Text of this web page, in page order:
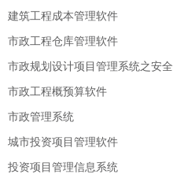
建筑工程成本管理软件
市政工程仓库管理软件
市政规划设计项目管理系统之安
市政工程概预算软件
市政管理系统
城市投资项目管理软件
投资项目管理信息系统